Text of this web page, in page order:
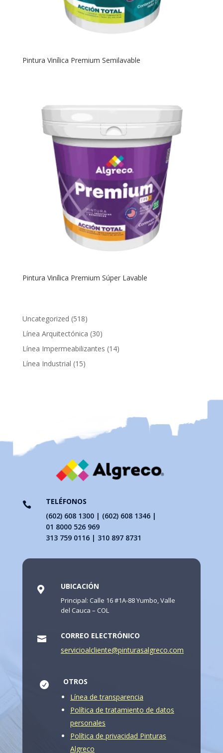
Pintura Vinílica Premium Semilavable
Pintura Vinílica Premium Súper Lavable
Uncategorized 518518
productos
Línea Arquitectónica 3030
productos
Línea Impermeabilizantes 1414
Línea Industrial 1515

TELÉFONOS
(602) 608 1300 | (602) 608 1346 |
01 8000 526 969
313 759 0116 | 310 897 8731
 UBICACIÓN
Principal: Calle 16 #1A-88 Yumbo, Valle
del Cauca – COL

CORREO ELECTRÓNICO
servicioalcliente@pinturasalgreco.com

OTROS
Línea de transparencia
Política de tratamiento de datos
personales
Política de privacidad Pinturas
Algreco